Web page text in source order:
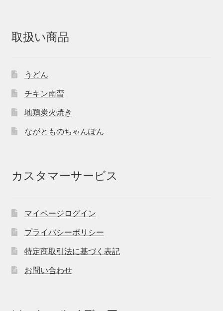
取扱い商品
うどん
チキン南蛮
地鶏炭火焼き
ながとものちゃんぽん
カスタマーサービス
マイページログイン
プライバシーポリシー
特定商取引法に基づく表記
お問い合わせ